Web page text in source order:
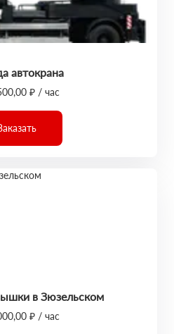
автокрана
₽ / час
в Зюзельском
₽ / час